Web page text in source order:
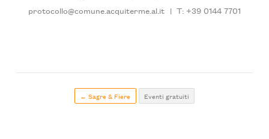
protocollo@comune.acquiterme.al.it | T: +39 0144 7701
← Sagre & Fiere Eventi gratuiti